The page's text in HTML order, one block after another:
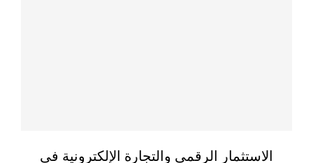
الاستثمار الرقمي والتجارة الإلكترونية في